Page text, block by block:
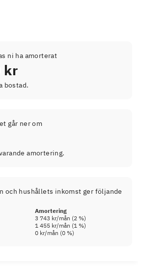
ni ha amorterat
kr
bostad.
går ner om
amortering.
och hushållets inkomst ger följande
Amortering
3 743 kr/mån (2 %)
1 455 kr/mån (1 %)
0 kr/mån (0 %)